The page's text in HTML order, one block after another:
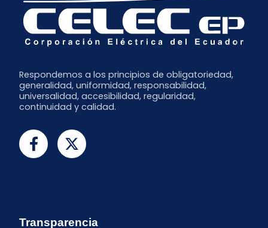
Respondemos a los principios de obligatoriedad,
generalidad, uniformidad, responsabilidad,
universalidad, accesibilidad, regularidad,
continuidad y calidad.
Transparencia